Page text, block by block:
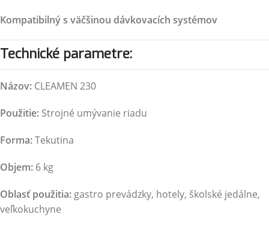
Kompatibilný s väčšinou dávkovacích systémov
Technické parametre:
Názov: CLEAMEN 230
Použitie: Strojné umývanie riadu
Forma:Tekutina
Objem: 6 kg
Oblasť použitia: gastro prevádzky, hotely, školské jedálne,
veľkokuchyne